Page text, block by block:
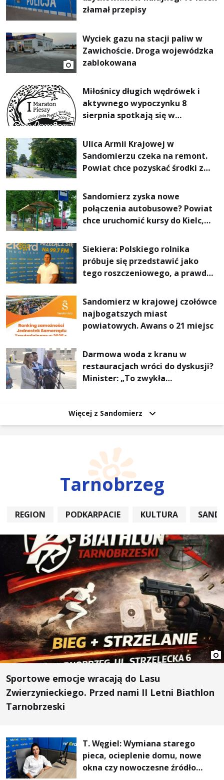
złamał przepisy
Wyciek gazu na stacji paliw w
Zawichoście. Droga wojewódzka
zablokowana
Miłośnicy długich wędrówek i
aktywnego wypoczynku 8
sierpnia spotkają się w
Pieszym „Tam Gdzie Pieprz
Rośnie”
Ulica Armii Krajowej w
Sandomierzu czeka na remont.
Powiat chce pozyskać środki z
Dróg
Sandomierz zyska nowe
połączenia autobusowe? Powiat
chce uruchomić kursy do Kielc,
Siekiera: Polskiego rolnika
próbuje się przedstawić jako
tego roszczeniowego, a prawda
Sandomierz w krajowej czołówce
najbogatszych miast
powiatowych. Awans o 21 miejsc
Darmowa woda z kranu w
restauracjach wróci do dyskusji?
Minister: „To zwykła
Więcej z Sandomierz
Tarnobrzeg
REGION PODKARPACIE KULTURA
Sportowe emocje wracają do Lasu
Zwierzynieckiego. Przed nami II Letni Biathlon
Tarnobrzeski
T. Węgiel: Wymiana starego
pieca, ocieplenie domu, nowe
okna czy nowoczesne źródło